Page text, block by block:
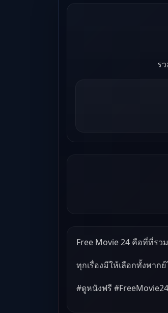
ร
Free Movie 24 คือที่ที่รว
ทุกเรื่องมีให้เลือกทั้งพา
#ดูหนังฟรี